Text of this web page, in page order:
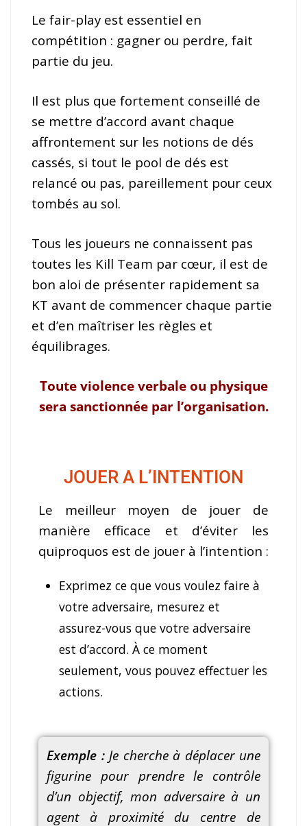
Le fair-play est essentiel en
compétition : gagner ou perdre, fait
partie du jeu.
Il est plus que fortement conseillé de
se mettre d’accord avant chaque
affrontement sur les notions de dés
cassés, si tout le pool de dés est
relancé ou pas, pareillement pour ceux
tombés au sol.
Tous les joueurs ne connaissent pas
toutes les Kill Team par cœur, il est de
bon aloi de présenter rapidement sa
KT avant de commencer chaque partie
et d’en maîtriser les règles et
équilibrages.
Toute violence verbale ou physique
sera sanctionnée par l’organisation.
JOUER A L’INTENTION
Le meilleur moyen de jouer de
manière efficace et d’éviter les
quiproquos est de jouer à l’intention :
Exprimez ce que vous voulez faire à
votre adversaire, mesurez et
assurez-vous que votre adversaire
est d’accord. À ce moment
seulement, vous pouvez effectuer les
actions.
Exemple :Je cherche à déplacer une
figurine pour prendre le contrôle
d’un objectif, mon adversaire à un
agent à proximité du centre de